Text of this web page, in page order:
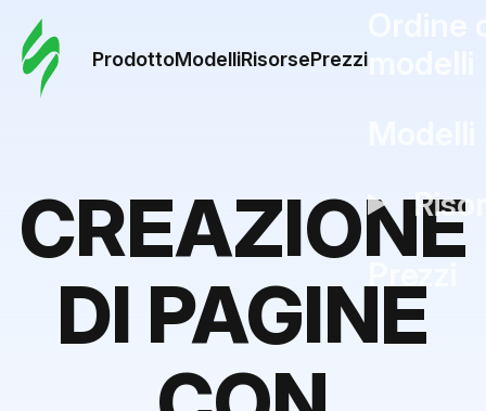
ProdottoModelliRisorsePrezzi
CREAZIONE
DI PAGINE